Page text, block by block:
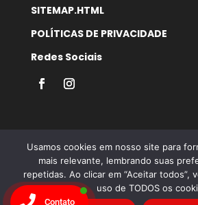
SITEMAP.HTML
POLÍTICAS DE PRIVACIDADE
Redes Sociais
Desenvolvido por Agência
Posicionamento
Usamos cookies em nosso site para
mais relevante, lembrando suas
repetidas. Ao clicar em “Aceitar todos”,
uso de TODOS os
Contato